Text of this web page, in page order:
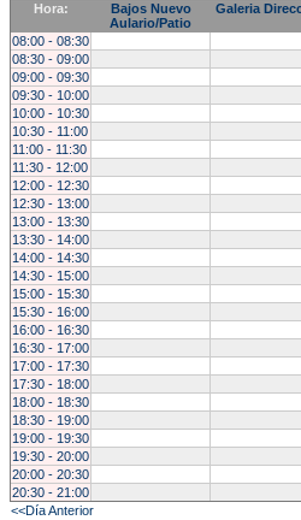
Hora:
Bajos Nuevo
Aulario/Patio
Galeria
08:00 - 08:30
08:30 - 09:00
09:00 - 09:30
09:30 - 10:00
10:00 - 10:30
10:30 - 11:00
11:00 - 11:30
11:30 - 12:00
12:00 - 12:30
12:30 - 13:00
13:00 - 13:30
13:30 - 14:00
14:00 - 14:30
14:30 - 15:00
15:00 - 15:30
15:30 - 16:00
16:00 - 16:30
16:30 - 17:00
17:00 - 17:30
17:30 - 18:00
18:00 - 18:30
18:30 - 19:00
19:00 - 19:30
19:30 - 20:00
20:00 - 20:30
20:30 - 21:00
<<Día Anterior